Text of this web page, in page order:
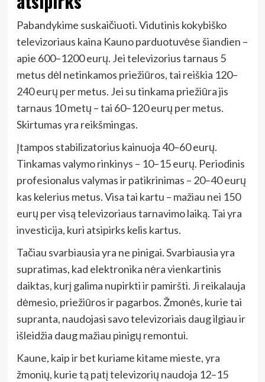
Pabandykime suskaičiuoti. Vidutinis kokybiško
televizoriaus kaina Kauno parduotuvėse šiandien –
apie 600–1200 eurų. Jei televizorius tarnaus 5
metus dėl netinkamos priežiūros, tai reiškia 120–
240 eurų per metus. Jei su tinkama priežiūra jis
tarnaus 10 metų – tai 60–120 eurų per metus.
Skirtumas yra reikšmingas.
Įtampos stabilizatorius kainuoja 40–60 eurų.
Tinkamas valymo rinkinys – 10–15 eurų. Periodinis
profesionalus valymas ir patikrinimas – 20–40 eurų
kas kelerius metus. Visa tai kartu – mažiau nei 150
eurų per visą televizoriaus tarnavimo laiką. Tai yra
investicija, kuri atsipirks kelis kartus.
Tačiau svarbiausia yra ne pinigai. Svarbiausia yra
supratimas, kad elektronika nėra vienkartinis
daiktas, kurį galima nupirkti ir pamiršti. Ji reikalauja
dėmesio, priežiūros ir pagarbos. Žmonės, kurie tai
supranta, naudojasi savo televizoriais daug ilgiau ir
išleidžia daug mažiau pinigų remontui.
Kaune, kaip ir bet kuriame kitame mieste, yra
žmonių, kurie tą patį televizorių naudoja 12–15